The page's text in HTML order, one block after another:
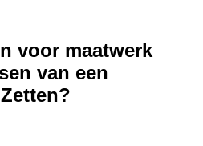
voor maatwerk
van een